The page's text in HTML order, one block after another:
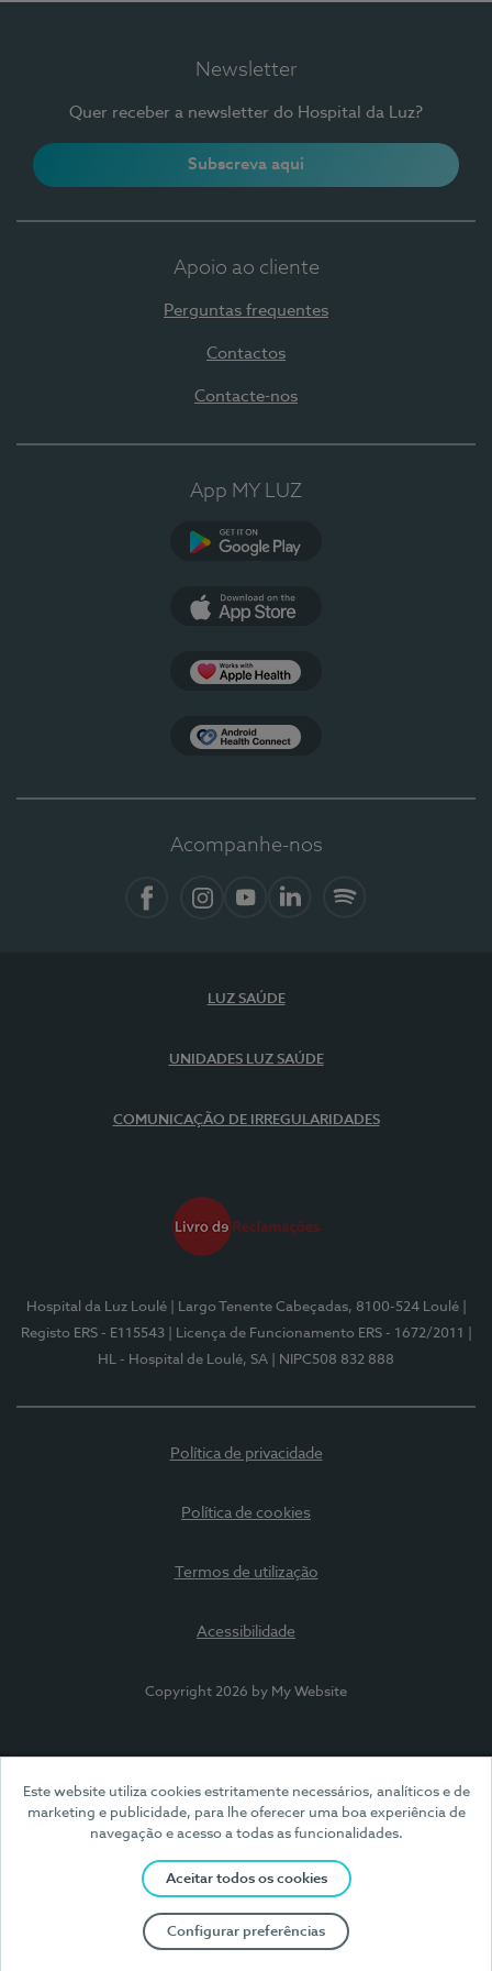
Este website utiliza cookies estritamente necessários, analíticos e de
marketing e publicidade, para lhe oferecer uma boa experiência de
navegação e acesso a todas as funcionalidades.
Aceitar todos os cookies
Configurar preferências
Newsletter
Quer receber a newsletter do Hospital da Luz?
Subscreva aqui
Apoio ao cliente
Perguntas frequentes
Contactos
Contacte-nos
App MY LUZ
Acompanhe-nos
LUZ SAÚDE
UNIDADES LUZ SAÚDE
COMUNICAÇÃO DE IRREGULARIDADES
Hospital da Luz Loulé | Largo Tenente Cabeçadas, 8100-524 Loulé
Registo ERS - E115543
| Licença de Funcionamento ERS - 1672/2011
HL - Hospital de Loulé, SA
| NIPC508 832 888
Política de privacidade
Política de cookies
Termos de utilização
Acessibilidade
Copyright 2026 by My Website